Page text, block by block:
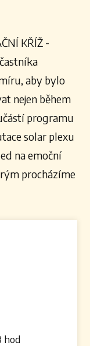
KŘÍŽ -
aby bylo
nejen během
programu
solar plexu
na emoční
procházíme
hod